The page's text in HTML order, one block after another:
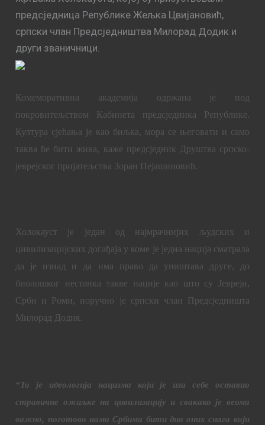
предсједница Републике Жељка Цвијановић,
српски члан Предсједништва Милорад Додик и
други званичници.
Комеморативна академија одржана је под
покровитељством Кабинета предсједника Републике.
Култура сјећања је као биљка, мора се његовати и само
таква ће бити жива, каже предсједник Друштва српско-
јеврејског пријатељства Зоран Пејашиновић.
Холокауст је један од најмрачнијих људских и
цивилизацијских догађаја у коме је једна нација сматрала
да је изнад и да има право да уништава друге, до
биолошког нестанка такве нације као што су Јевреји,
Срби и Роми, поручио је српски члан Предсједништа
Милорад Додик.
“То је идеологија нацизма који је иза себе оставио
стравичне ожиљке на цивилизацију и свакако је веома
важно, поготово нама Србима бити дио оних снага који